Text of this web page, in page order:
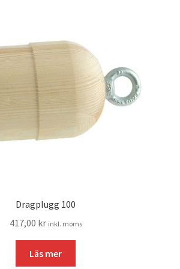
Dragplugg 100
417,00 kr inkl. moms
Läs mer